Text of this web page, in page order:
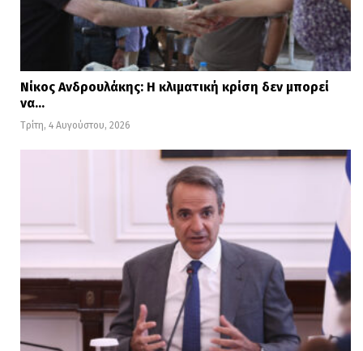
Νίκος Ανδρουλάκης: Η κλιματική κρίση δεν μπορεί
να…
Τρίτη, 4 Αυγούστου, 2026